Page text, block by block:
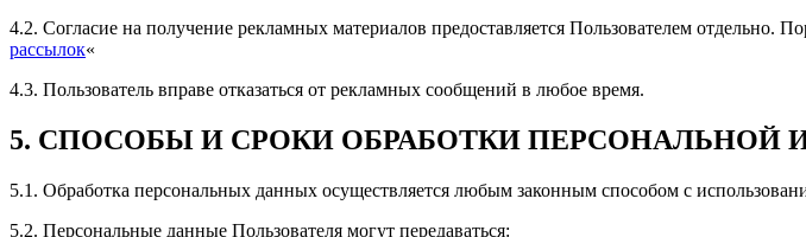
4.2. Согласие на получение рекламных материалов предоставляется Пользователем отдельно.
рассылок«
4.3. Пользователь вправе отказаться от рекламных сообщений в любое время.
5. СПОСОБЫ И СРОКИ ОБРАБОТКИ
5.1. Обработка персональных данных осуществляется любым законным способом с
5.2. Персональные данные Пользователя могут передаваться: